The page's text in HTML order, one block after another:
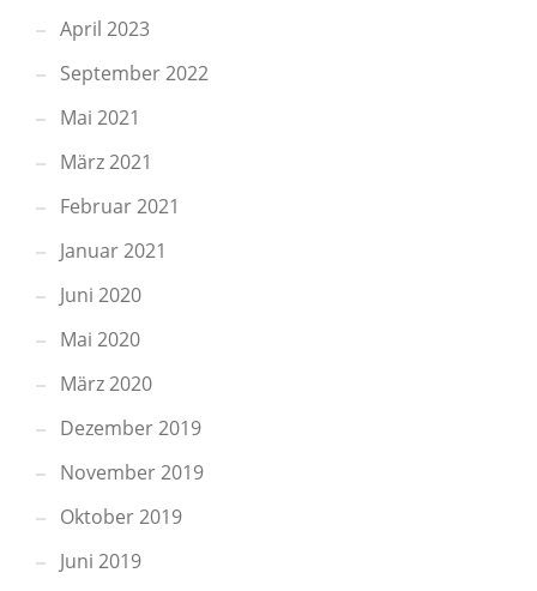
April 2023
September 2022
Mai 2021
März 2021
Februar 2021
Januar 2021
Juni 2020
Mai 2020
März 2020
Dezember 2019
November 2019
Oktober 2019
Juni 2019